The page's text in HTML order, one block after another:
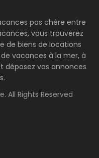
pas chère entre
vous trouverez
de biens de locations
vacances à la mer, à
vos annonces
All Rights Reserved